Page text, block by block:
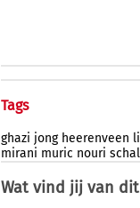
Tags
ghazi jong heerenveen
mirani muric nouri
Wat vind jij van dit